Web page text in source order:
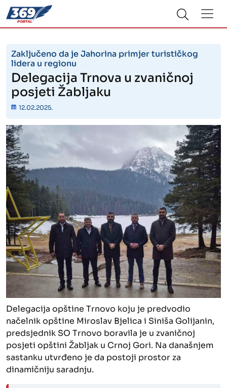
Zaključeno da je Jahorina primjer turističkog
lidera u regionu
Delegacija Trnova u zvaničnoj
posjeti Žabljaku
12.02.2025.
Delegacija opštine Trnovo koju je predvodio
načelnik opštine Miroslav Bjelica i Siniša Golijanin,
predsjednik SO Trnovo boravila je u zvaničnoj
posjeti opštini Žabljak u Crnoj Gori. Na današnjem
sastanku utvrđeno je da postoji prostor za
dinamičniju saradnju.